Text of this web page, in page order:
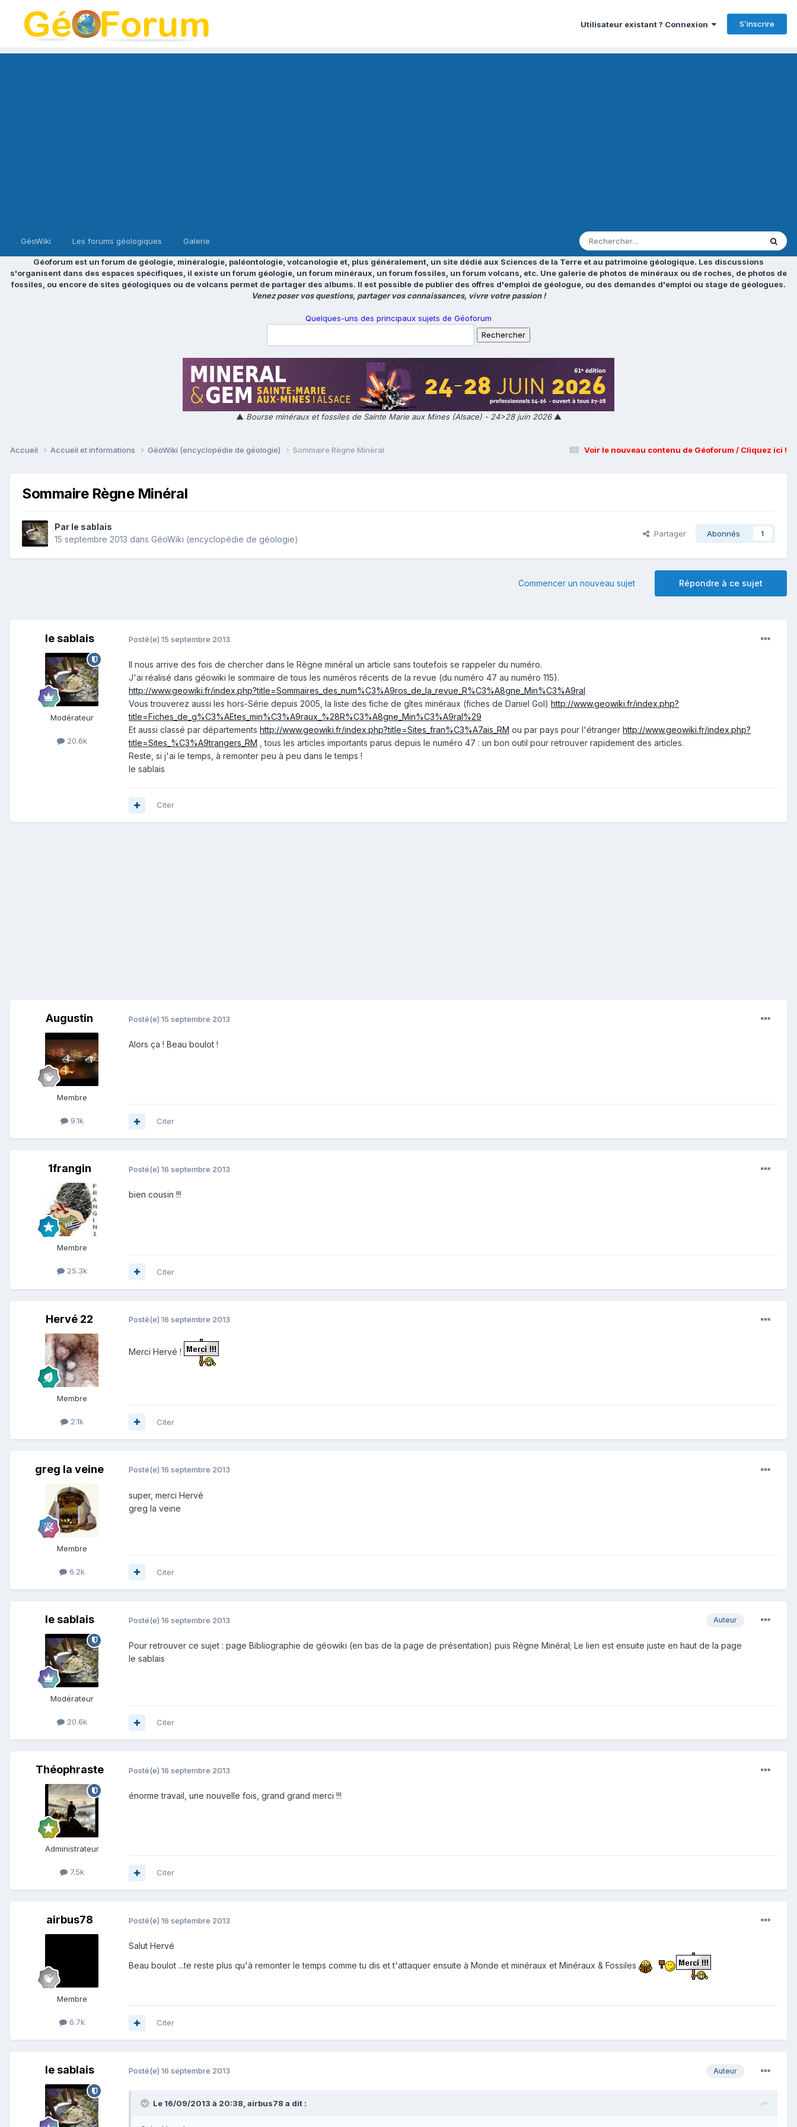
Utilisateur existant ? Connexion S’inscrire
GéoWiki Les forums géologiques Galerie
Géoforum est un forum de géologie, minéralogie, paléontologie, volcanologie et, plus généralement, un site dédié aux Sciences de la Terre et au patrimoine géologique. Les discussions
s'organisent dans des espaces spécifiques, il existe un forum géologie, un forum minéraux, un forum fossiles, un forum volcans, etc. Une galerie de photos de minéraux ou de roches, de photos de
fossiles, ou encore de sites géologiques ou de volcans permet de partager des albums. Il est possible de publier des offres d'emploi de géologue, ou des demandes d'emploi ou stage de géologues.
Venez poser vos questions, partager vos connaissances, vivre votre passion !
Quelques-uns des principaux sujets de Géoforum
▲ Bourse minéraux et fossiles de Sainte Marie aux Mines (Alsace) - 24>28 juin 2026▲
Voir le nouveau contenu de Géoforum / Cliquez ici !
Accueil Accueil et informations GéoWiki (encyclopédie de géologie) Sommaire Règne Minéral
Sommaire Règne Minéral
Par le sablais
15 septembre 2013 dans GéoWiki (encyclopédie de géologie)
Partager Abonnés 1
Répondre à ce sujet
Commencer un nouveau sujet
le sablais
Modérateur
20.6k
Posté(e) 15 septembre 2013
Il nous arrive des fois de chercher dans le Règne minéral un article sans toutefois se rappeler du numéro.
J'ai réalisé dans géowiki le sommaire de tous les numéros récents de la revue (du numéro 47 au numéro 115).
http://www.geowiki.fr/index.php?title=Sommaires_des_num%C3%A9ros_de_la_revue_R%C3%A8gne_Min%C3%A9ral
Vous trouverez aussi les hors-Série depuis 2005, la liste des fiche de gîtes minéraux (fiches de Daniel Gol) http://www.geowiki.fr/index.php?
title=Fiches_de_g%C3%AEtes_min%C3%A9raux_%28R%C3%A8gne_Min%C3%A9ral%29
Et aussi classé par départements http://www.geowiki.fr/index.php?title=Sites_fran%C3%A7ais_RM ou par pays pour l'étranger http://www.geowiki.fr/index.php?
title=Sites_%C3%A9trangers_RM , tous les articles importants parus depuis le numéro 47 : un bon outil pour retrouver rapidement des articles.
Reste, si j'ai le temps, à remonter peu à peu dans le temps !
le sablais
Citer
Augustin
Membre
9.1k
Posté(e) 15 septembre 2013
Alors ça ! Beau boulot !
Citer
1frangin
Membre
25.3k
Posté(e) 16 septembre 2013
bien cousin !!!
Citer
Hervé 22
Membre
2.1k
Posté(e) 16 septembre 2013
Merci Hervé !
Citer
greg la veine
Membre
6.2k
Posté(e) 16 septembre 2013
super, merci Hervé
greg la veine
Citer
le sablais
Modérateur
20.6k
Auteur
Posté(e) 16 septembre 2013
Pour retrouver ce sujet : page Bibliographie de géowiki (en bas de la page de présentation) puis Règne Minéral; Le lien est ensuite juste en haut de la page
le sablais
Citer
Théophraste
Administrateur
7.5k
Posté(e) 16 septembre 2013
énorme travail, une nouvelle fois, grand grand merci !!!
Citer
airbus78
Membre
6.7k
Posté(e) 16 septembre 2013
Salut Hervé
Beau boulot ...te reste plus qu'à remonter le temps comme tu dis et t'attaquer ensuite à Monde et minéraux et Minéraux & Fossiles
Citer
le sablais Auteur
Posté(e) 16 septembre 2013
Le 16/09/2013 à 20:38, airbus78 a dit :